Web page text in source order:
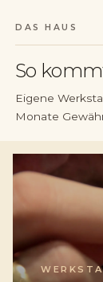
DAS HAUS
So
Eigene
Monate